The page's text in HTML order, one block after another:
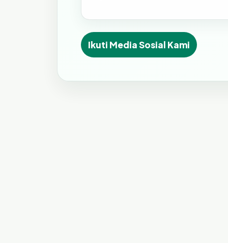
Ikuti Media Sosial Kami